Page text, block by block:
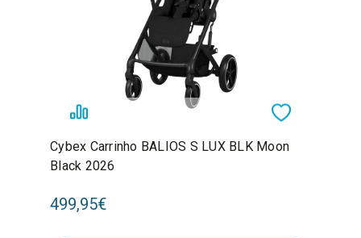
Cybex Carrinho BALIOS S LUX BLK Moon
Black 2026
499,95€